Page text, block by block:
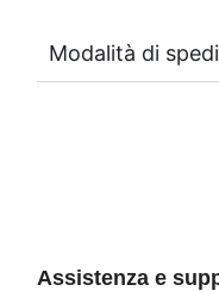
Modalità di
Assistenza e